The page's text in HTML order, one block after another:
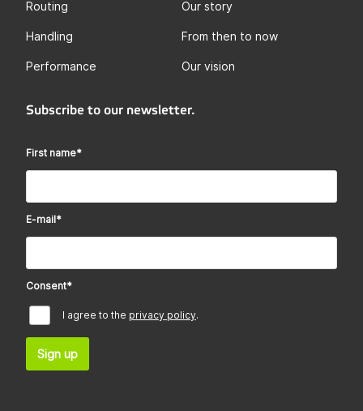
Routing
Handling
Performance
Our story
From then to now
Our vision
Subscribe to our newsletter.
First name*
E-mail*
Consent*
I agree to the privacy policy.
Sign up